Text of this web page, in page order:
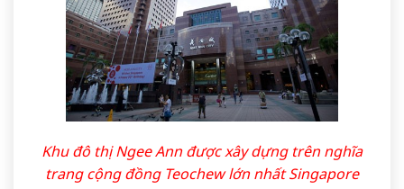
Khu đô thị Ngee Ann được xây dựng trên nghĩa
trang cộng đồng Teochew lớn nhất Singapore